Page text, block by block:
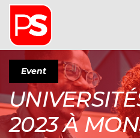
Event
2023 À